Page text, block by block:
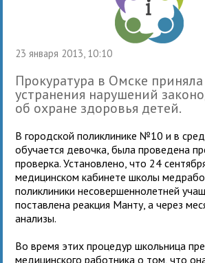
23 января 2013, 10:10
Прокуратура в Омске
устранения нарушений
об охране здоровья детей.
В городской поликлинике №10 и в
обучается девочка, была проведена
проверка. Установлено, что 24
медицинском кабинете школы
поликлиники несовершеннолетней
поставлена реакция Манту, а через
анализы.
Во время этих процедур школьница
медицинского работника о том, что